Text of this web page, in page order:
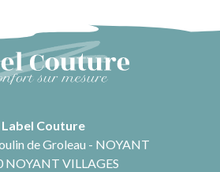
Label Couture
de Groleau - NOYANT
NOYANT VILLAGES